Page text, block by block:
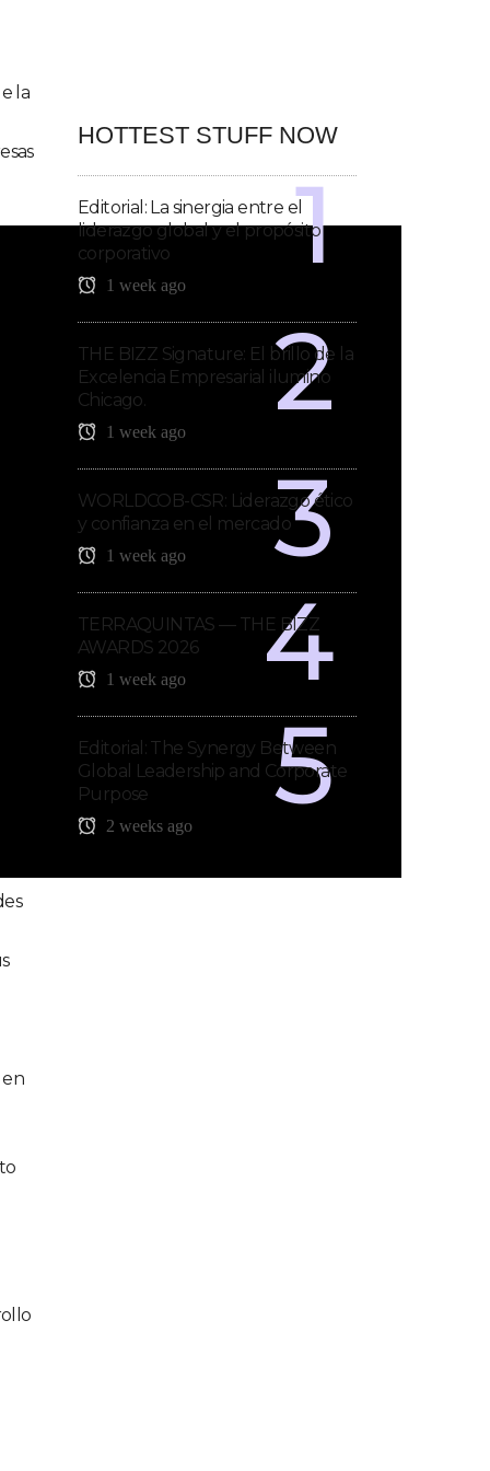
la
en
HOTTEST STUFF NOW
Editorial: La sinergia entre el
liderazgo global y el propósito
corporativo
1 week ago
THE BIZZ Signature: El brillo de la
Excelencia Empresarial ilumino
Chicago.
1 week ago
WORLDCOB-CSR: Liderazgo ético
y confianza en el mercado
1 week ago
TERRAQUINTAS — THE BIZZ
AWARDS 2026
1 week ago
Editorial: The Synergy Between
Global Leadership and Corporate
Purpose
2 weeks ago